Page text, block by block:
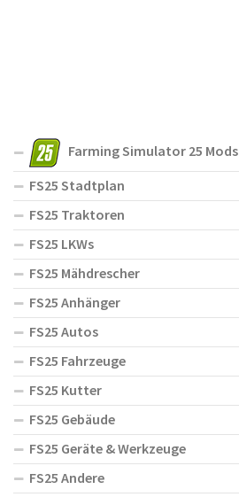
Farming Simulator 25 Mods
FS25 Stadtplan
FS25 Traktoren
FS25 LKWs
FS25 Mähdrescher
FS25 Anhänger
FS25 Autos
FS25 Fahrzeuge
FS25 Kutter
FS25 Gebäude
FS25 Geräte & Werkzeuge
FS25 Andere